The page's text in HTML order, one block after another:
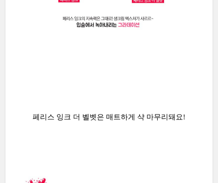
페리스 잉크 더 벨벳은 매트하게 샥 마무리돼요!